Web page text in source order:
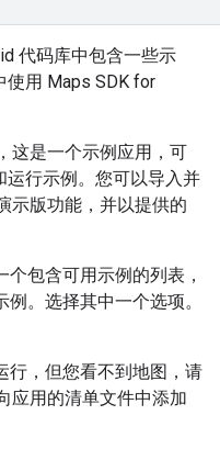
代码库中包含一些示
使用 Maps SDK for
这是一个示例应用，可
运行示例。您可以导入并
示版功能，并以提供的
包含可用示例的列表，
。选择其中一个选项。
行，但您看不到地图，请
应用的清单文件中添加